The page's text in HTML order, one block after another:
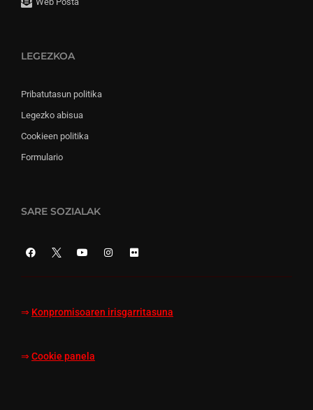
LEGEZKOA
Pribatutasun politika
Legezko abisua
Cookieen politika
Formulario
SARE SOZIALAK
⇒ Konpromisoaren irisgarritasuna
⇒ Cookie panela